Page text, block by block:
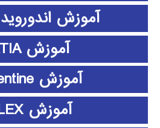
آموزش اندوروید android
آموزش CATIA
آموزش clementine
آموزش CPLEX